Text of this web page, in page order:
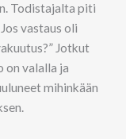
Todistajalta piti
vastaus oli
Jotkut
on valalla ja
mihinkään